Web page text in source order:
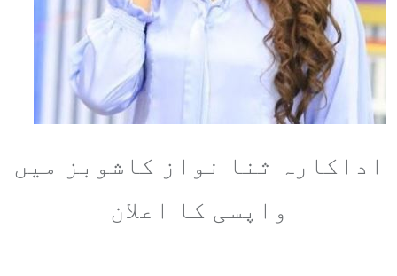
اداکارہ ثنا نواز کاشوبز میں
واپسی کا اعلان